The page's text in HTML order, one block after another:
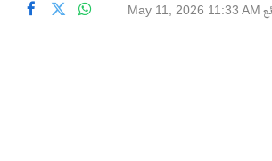
May 11, 2026 11:33 AM